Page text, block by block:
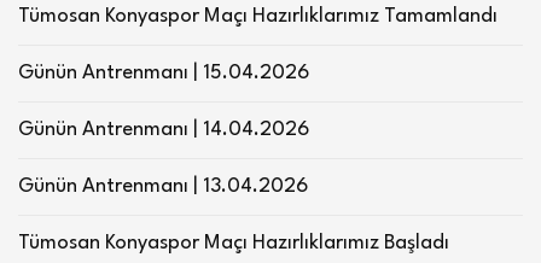
Tümosan Konyaspor Maçı Hazırlıklarımız Tamamlandı
Günün Antrenmanı | 15.04.2026
Günün Antrenmanı | 14.04.2026
Günün Antrenmanı | 13.04.2026
Tümosan Konyaspor Maçı Hazırlıklarımız Başladı